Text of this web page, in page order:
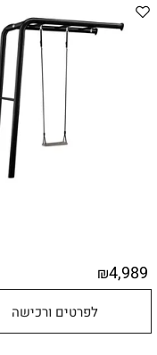
₪4,989
לפרטים ורכישה